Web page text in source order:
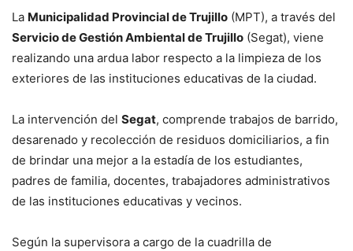
La Municipalidad Provincial de Trujillo (MPT), a través del
Servicio de Gestión Ambiental de Trujillo (Segat), viene
realizando una ardua labor respecto a la limpieza de los
exteriores de las instituciones educativas de la ciudad.
La intervención del Segat, comprende trabajos de barrido,
desarenado y recolección de residuos domiciliarios, a fin
de brindar una mejor a la estadía de los estudiantes,
padres de familia, docentes, trabajadores administrativos
de las instituciones educativas y vecinos.
Según la supervisora a cargo de la cuadrilla de